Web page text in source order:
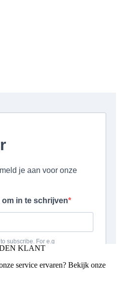
KLANT
service ervaren? Bekijk onze